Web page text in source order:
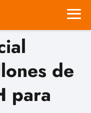
de
para